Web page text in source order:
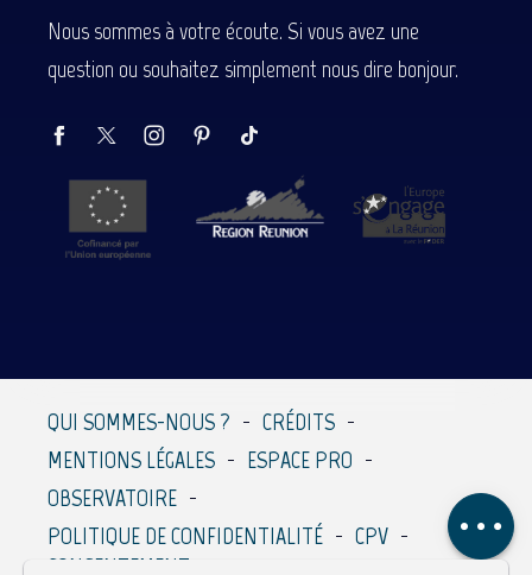
Nous sommes à votre écoute. Si vous avez une
question ou souhaitez simplement nous dire bonjour.
QUI SOMMES-NOUS ?
CRÉDITS
MENTIONS LÉGALES
ESPACE PRO
OBSERVATOIRE
POLITIQUE DE CONFIDENTIALITÉ
CPV
CONSENTEMENT